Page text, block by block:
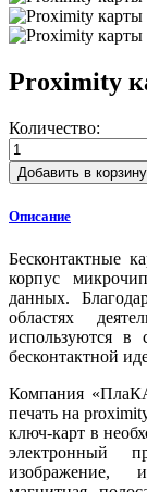
Proximity
Количество:
Добавить в корзину
Описание
Бесконтактные
корпус
данных.
областях
используются в
бесконтактной
Компания
печать на
ключ-карт в
электронный
изображение,